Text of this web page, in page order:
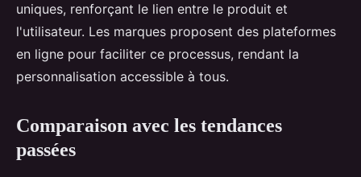
uniques, renforçant le lien entre le produit et
l'utilisateur. Les marques proposent des plateformes
en ligne pour faciliter ce processus, rendant la
personnalisation accessible à tous.
Comparaison avec les tendances
passées